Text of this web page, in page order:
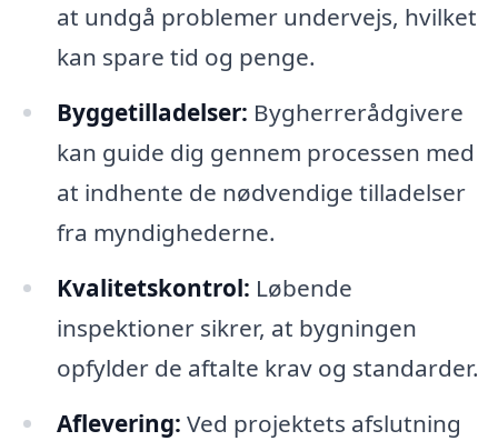
at undgå problemer undervejs, hvilket
kan spare tid og penge.
Byggetilladelser: Bygherrerådgivere
kan guide dig gennem processen med
at indhente de nødvendige tilladelser
fra myndighederne.
Kvalitetskontrol: Løbende
inspektioner sikrer, at bygningen
opfylder de aftalte krav og standarder.
Aflevering: Ved projektets afslutning